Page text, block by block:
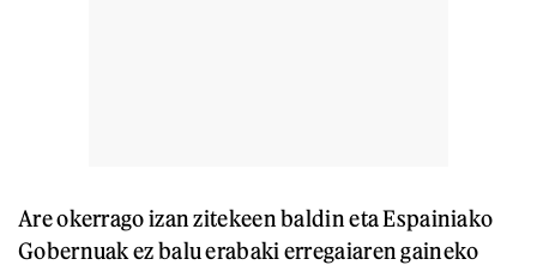
Are okerrago izan zitekeen baldin eta Espainiako
Gobernuak ez balu erabaki erregaiaren gaineko